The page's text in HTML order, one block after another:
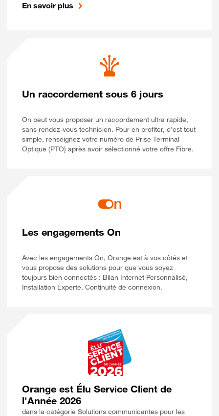
En savoir plus
Un raccordement sous 6 jours
On peut vous proposer un raccordement ultra rapide,
sans rendez-vous technicien. Pour en profiter, c’est tout
simple, renseignez votre numéro de Prise Terminal
Optique (PTO) après avoir sélectionné votre offre Fibre.
Les engagements On
Avec les engagements On, Orange est à vos côtés et
vous propose des solutions pour que vous soyez
toujours bien connectés : Bilan Internet Personnalisé,
Installation Experte, Continuité de connexion.
Orange est Élu Service Client de
l'Année 2026
dans la catégorie Solutions communicantes pour les